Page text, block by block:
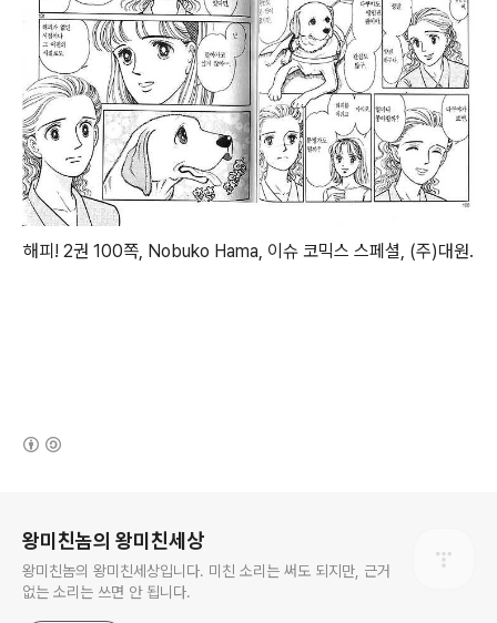
해피! 2권 100쪽, Nobuko Hama, 이슈 코믹스 스페셜, (주)대원.
왕미친놈의 왕미친세상
왕미친놈의 왕미친세상입니다. 미친 소리는 써도 되지만, 근거
없는 소리는 쓰면 안 됩니다.